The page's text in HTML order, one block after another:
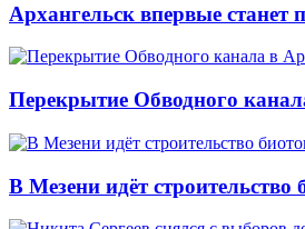
Архангельск впервые станет
Перекрытие Обводного
В Мезени идёт